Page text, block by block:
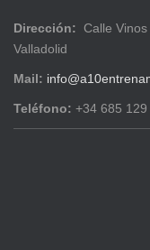
Dirección: Calle
Valladolid
Mail:
Teléfono: +34 685 129